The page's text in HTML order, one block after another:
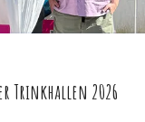
Trinkhallen 2026